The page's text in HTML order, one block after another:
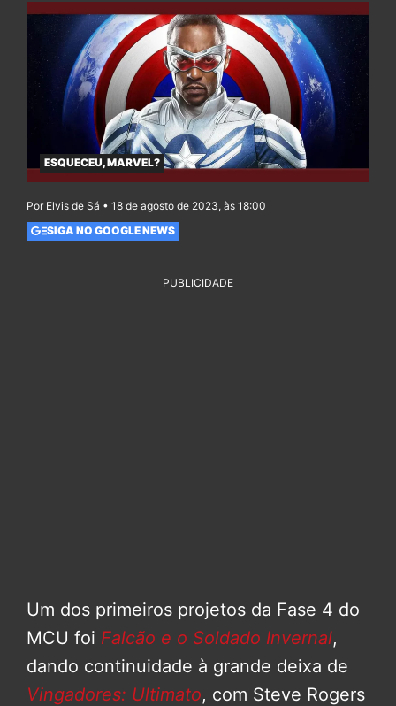
ESQUECEU, MARVEL?
Por Elvis de Sá • 18 de agosto de 2023, às 18:00
SIGA NO GOOGLE NEWS
PUBLICIDADE
Um dos primeiros projetos da Fase 4 do
MCU foi Falcão e o Soldado Invernal,
dando continuidade à grande deixa de
Vingadores: Ultimato, com Steve Rogers